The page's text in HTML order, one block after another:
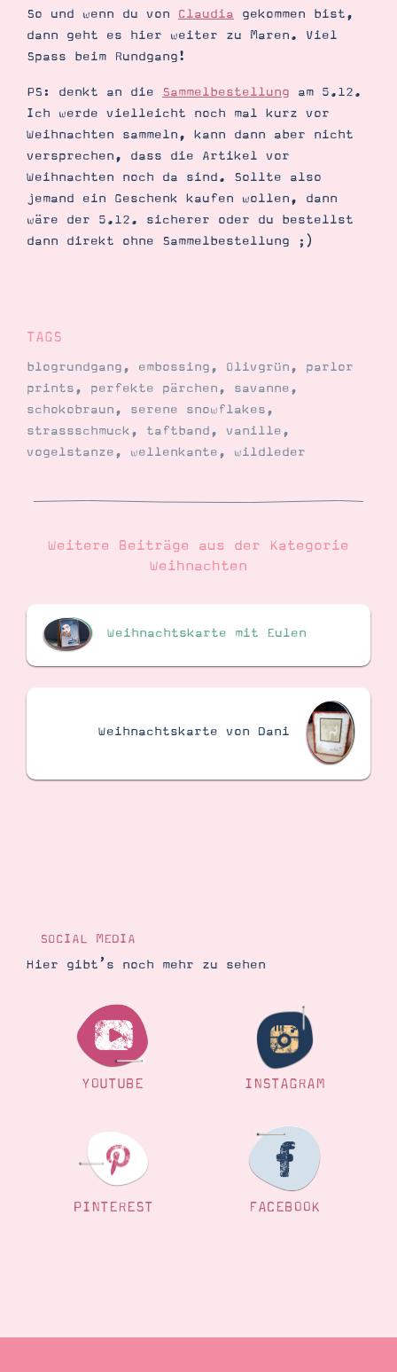
So und wenn du von Claudia gekommen bist,
dann geht es hier weiter zu Maren. Viel
Spass beim Rundgang!
PS: denkt an die Sammelbestellung am 5.12.
Ich werde vielleicht noch mal kurz vor
Weihnachten sammeln, kann dann aber nicht
versprechen, dass die Artikel vor
Weihnachten noch da sind. Sollte also
jemand ein Geschenk kaufen wollen, dann
wäre der 5.12. sicherer oder du bestellst
dann direkt ohne Sammelbestellung ;)
TAGS
blogrundgang, embossing, Olivgrün, parlor
prints, perfekte pärchen, savanne,
schokobraun, serene snowflakes,
strassschmuck, taftband, vanille,
vogelstanze, wellenkante, wildleder
Weitere Beiträge aus der Kategorie
Weihnachten
Weihnachtskarte mit Eulen
Weihnachtskarte von Dani
SOCIAL MEDIA
Hier gibt’s noch mehr zu sehen
YOUTUBE INSTAGRAM
PINTEREST FACEBOOK